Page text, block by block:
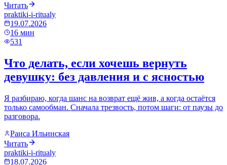
Читать
praktiki-i-ritualy
19.07.2026
16 мин
531
Что делать, если хочешь вернуть
девушку: без давления и с ясностью
Я разбираю, когда шанс на возврат ещё жив, а когда остаётся
только самообман. Сначала трезвость, потом шаги: от паузы до
разговора.
Раиса Ильинская
Читать
praktiki-i-ritualy
18.07.2026